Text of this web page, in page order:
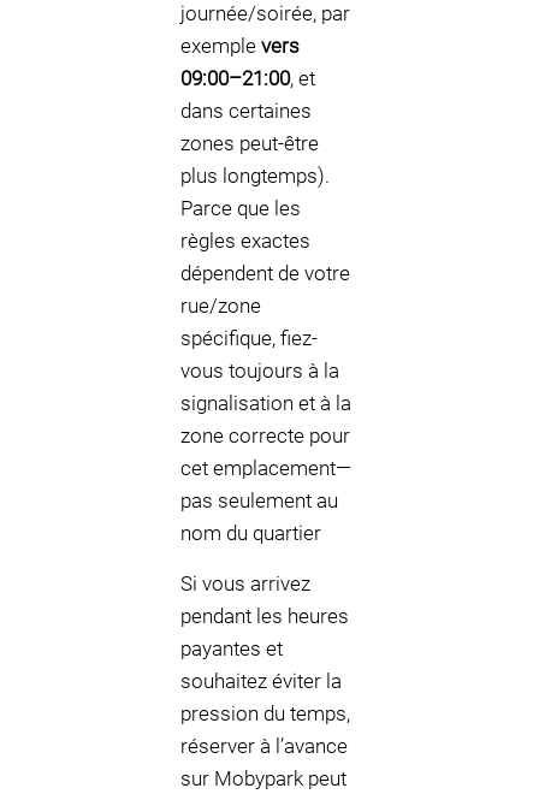
journée/soirée, par
exemple vers
09:00–21:00, et
dans certaines
zones peut-être
plus longtemps).
Parce que les
règles exactes
dépendent de votre
rue/zone
spécifique, fiez-
vous toujours à la
signalisation et à la
zone correcte pour
cet emplacement—
pas seulement au
nom du quartier
Si vous arrivez
pendant les heures
payantes et
souhaitez éviter la
pression du temps,
réserver à l’avance
sur Mobypark peut